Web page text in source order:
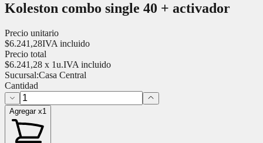
Koleston combo single 40 + activador
Precio unitario
$6.241,28IVA incluido
Precio total
$6.241,28 x 1u.IVA incluido
Sucursal:Casa Central
Cantidad
Agregar x1